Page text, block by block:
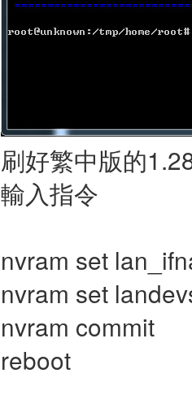
刷好繁中版的
輸入指令
nvram set
nvram set
nvram commit
reboot